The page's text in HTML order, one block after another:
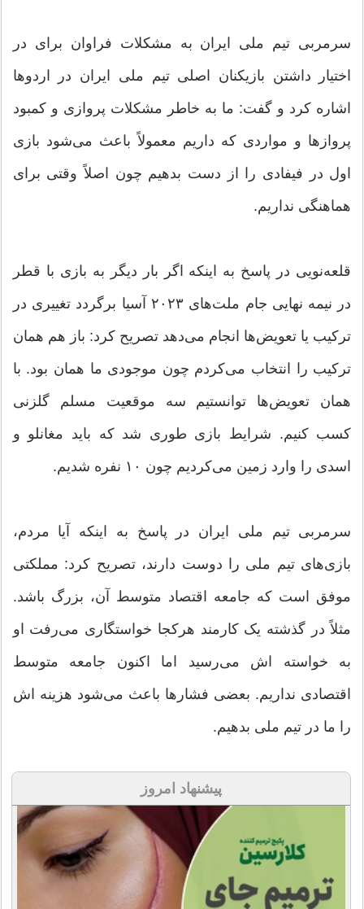
سرمربی تیم ملی ایران به مشکلات فراوان برای در
اختیار داشتن بازیکنان اصلی تیم ملی ایران در اردوها
اشاره کرد و گفت: ما به خاطر مشکلات پروازی و کمبود
پروازها و مواردی که داریم معمولاً باعث می‌شود بازی
اول در فیفادی را از دست بدهیم چون اصلاً وقتی برای
هماهنگی نداریم.
قلعه‌نویی در پاسخ به اینکه اگر بار دیگر به بازی با قطر
در نیمه نهایی جام ملت‌های ۲۰۲۳ آسیا برگردد تغییری در
ترکیب یا تعویض‌ها انجام می‌دهد تصریح کرد: باز هم همان
ترکیب را انتخاب می‌کردم چون موجودی ما همان بود. با
همان تعویض‌ها توانستیم سه موقعیت مسلم گلزنی
کسب کنیم. شرایط بازی طوری شد که باید مغانلو و
اسدی را وارد زمین می‌کردیم چون ۱۰ نفره شدیم.
سرمربی تیم ملی ایران در پاسخ به اینکه آیا مردم،
بازی‌های تیم ملی را دوست دارند، تصریح کرد: مملکتی
موفق است که جامعه اقتصاد متوسط آن، بزرگ باشد.
مثلاً در گذشته یک کارمند هرکجا خواستگاری می‌رفت او
به خواسته اش می‌رسید اما اکنون جامعه متوسط
اقتصادی نداریم. بعضی فشارها باعث می‌شود هزینه اش
را ما در تیم ملی بدهیم.
پیشنهاد امروز